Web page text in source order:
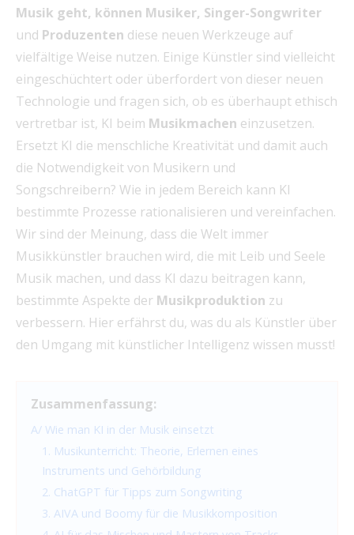
Musik geht, können Musiker, Singer-Songwriter
und Produzenten diese neuen Werkzeuge auf
vielfältige Weise nutzen. Einige Künstler sind vielleicht
eingeschüchtert oder überfordert von dieser neuen
Technologie und fragen sich, ob es überhaupt ethisch
vertretbar ist, KI beim Musikmachen einzusetzen.
Ersetzt KI die menschliche Kreativität und damit auch
die Notwendigkeit von Musikern und
Songschreibern? Wie in jedem Bereich kann KI
bestimmte Prozesse rationalisieren und vereinfachen.
Wir sind der Meinung, dass die Welt immer
Musikkünstler brauchen wird, die mit Leib und Seele
Musik machen, und dass KI dazu beitragen kann,
bestimmte Aspekte der Musikproduktion zu
verbessern. Hier erfährst du, was du als Künstler über
den Umgang mit künstlicher Intelligenz wissen musst!
Zusammenfassung:
A/ Wie man KI in der Musik einsetzt
1. Musikunterricht: Theorie, Erlernen eines
Instruments und Gehörbildung
2. ChatGPT für Tipps zum Songwriting
3. AIVA und Boomy für die Musikkomposition